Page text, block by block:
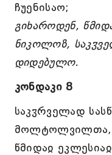
ჩუენისაო;
გიხაროდენ,
ნიკოლოზ,
დიდებულო.
კონდაკი 8
საკჳრველად
მოლტოლვილთა,
წმიდაჲ